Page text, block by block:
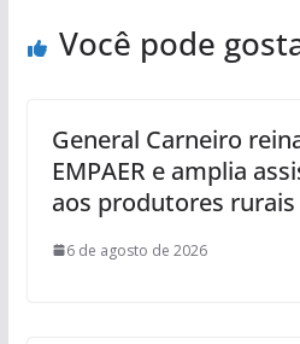
Você pode
General Carneiro
EMPAER e amplia
aos produtores rurais
6 de agosto de 2026